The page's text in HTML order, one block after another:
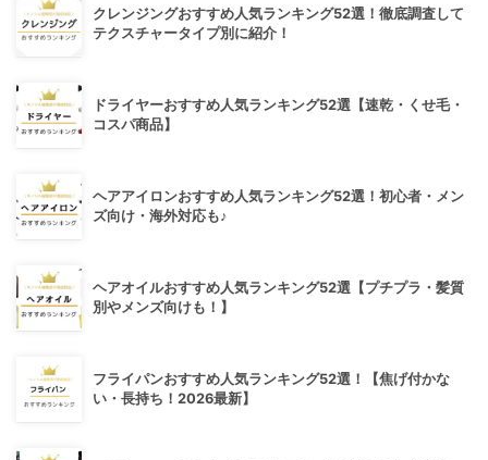
クレンジングおすすめ人気ランキング52選！徹底調査して
テクスチャータイプ別に紹介！
ドライヤーおすすめ人気ランキング52選【速乾・くせ毛・
コスパ商品】
ヘアアイロンおすすめ人気ランキング52選！初心者・メン
ズ向け・海外対応も♪
ヘアオイルおすすめ人気ランキング52選【プチプラ・髪質
別やメンズ向けも！】
フライパンおすすめ人気ランキング52選！【焦げ付かな
い・長持ち！2026最新】